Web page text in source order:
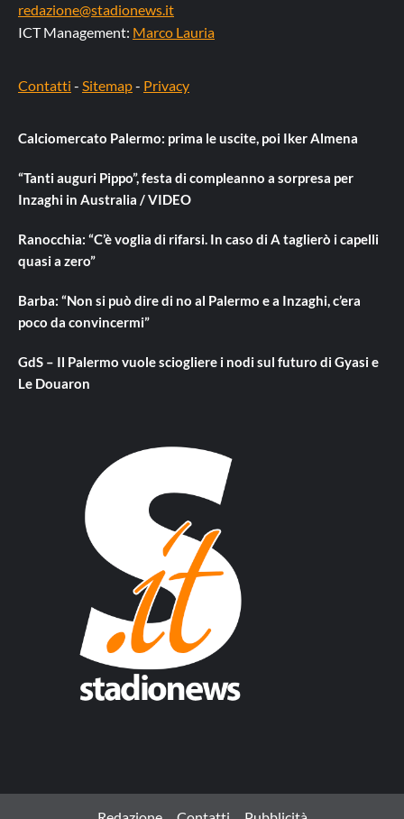
redazione@stadionews.it
ICT Management: Marco Lauria
Contatti - Sitemap- Privacy
Calciomercato Palermo: prima le uscite, poi Iker Almena
“Tanti auguri Pippo”, festa di compleanno a sorpresa per
Inzaghi in Australia / VIDEO
Ranocchia: “C’è voglia di rifarsi. In caso di A taglierò i capelli
quasi a zero”
Barba: “Non si può dire di no al Palermo e a Inzaghi, c’era
poco da convincermi”
GdS – Il Palermo vuole sciogliere i nodi sul futuro di Gyasi e
Le Douaron